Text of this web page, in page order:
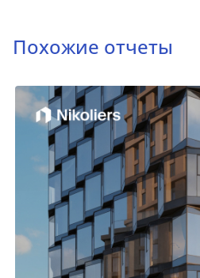
Похожие отчеты